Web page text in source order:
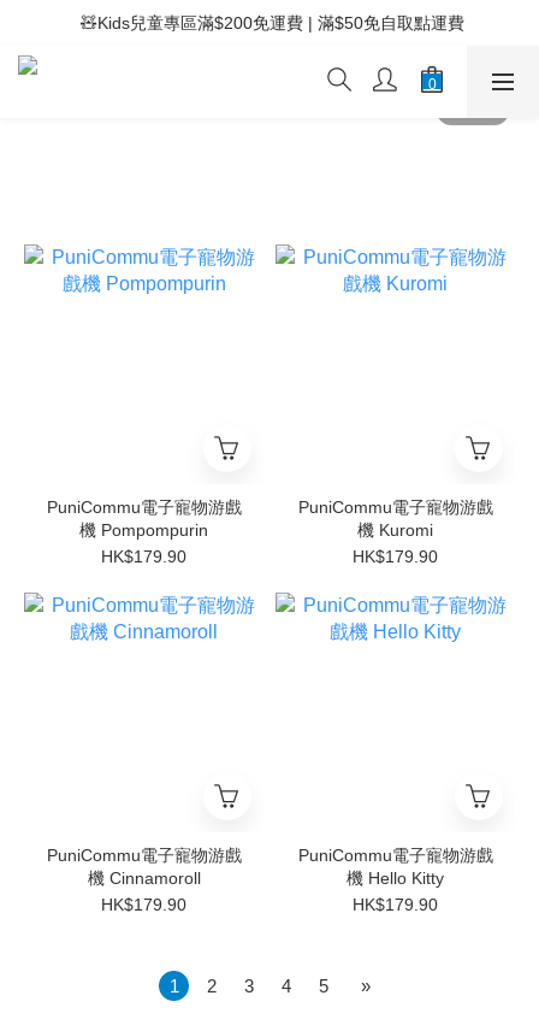
⚡滿$400免運費 | 滿$200免Easy Trade自取點運費
🧸Kids兒童專區滿$200免運費 | 滿$50免自取點運費
⚡滿$400免運費 | 滿$200免Easy Trade自取點運費
PuniCommu電子寵物游戲
機 Pompompurin
HK$179.90
PuniCommu電子寵物游戲
機 Kuromi
HK$179.90
PuniCommu電子寵物游戲
機 Cinnamoroll
HK$179.90
PuniCommu電子寵物游戲
機 Hello Kitty
HK$179.90
1 2 3 4 5 »